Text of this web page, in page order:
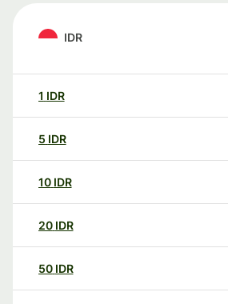
IDR
1 IDR
5 IDR
10 IDR
20 IDR
50 IDR